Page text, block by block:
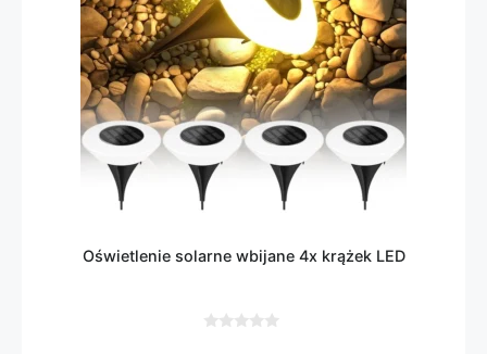
Oświetlenie solarne wbijane 4x krążek LED